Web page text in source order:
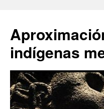
contenido
indígenas